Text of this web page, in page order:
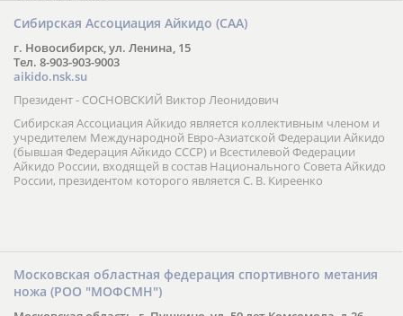
Сибирская Ассоциация Айкидо (САА)
г. Новосибирск, ул. Ленина, 15
Тел. 8-903-903-9003
aikido.nsk.su
Президент - СОСНОВСКИЙ Виктор Леонидович
Сибирская Ассоциация Айкидо является коллективным членом и
учредителем Международной Евро-Азиатской Федерации Айкидо
(бывшая Федерация Айкидо СССР) и Всестилевой Федерации
Айкидо России, входящей в состав Национального Совета Айкидо
России, президентом которого является С. В. Киреенко
Московская областная федерация спортивного метания
ножа (РОО "МОФСМН")